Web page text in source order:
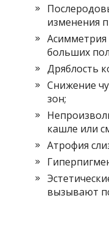
изменения
больших
Дряблость
Снижение
зон;
кашле или
Атрофия
вызывают